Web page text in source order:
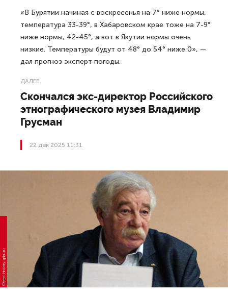
«В Бурятии начиная с воскресенья на 7° ниже нормы,
температура 33-39°, в Хабаровском крае тоже на 7-9°
ниже нормы, 42-45°, а вот в Якутии нормы очень
низкие. Температуры будут от 48° до 54° ниже 0», —
дал прогноз эксперт погоды.
ДАЛЕЕ
Скончался экс-директор Российского
этнографического музея Владимир
Грусман
22 дек 2025 11:31
Фото: history.spbu.ru